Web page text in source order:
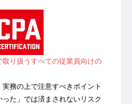
り扱うすべての従業員向けの
務の上で注意すべきポイント
た」では済まされないリスク